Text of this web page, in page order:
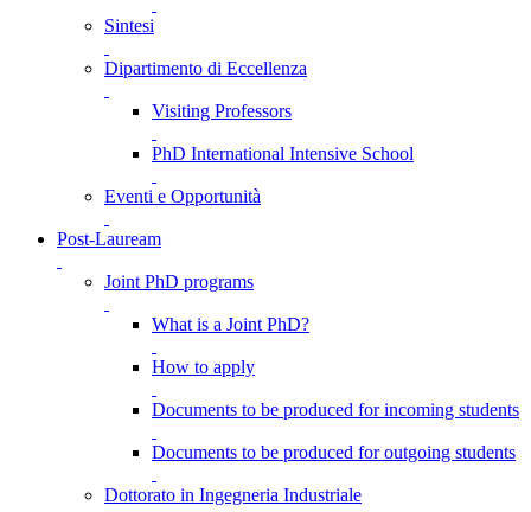
Sintesi
Dipartimento di Eccellenza
Visiting Professors
PhD International Intensive School
Eventi e Opportunità
Post-Lauream
Joint PhD programs
What is a Joint PhD?
How to apply
Documents to be produced for incoming students
Documents to be produced for outgoing students
Dottorato in Ingegneria Industriale